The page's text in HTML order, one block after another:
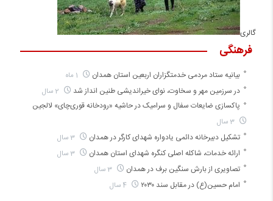
گالری
فرهنگی
بیانیه ستاد مردمی خدمتگزاران اربعین استان همدان
در سرزمین مهر و سخاوت، نوای خیراندیشی طنین انداز شد
پاکسازی ضایعات سفال و سرامیک در حاشیه «رودخانه قوری‌چای» لالجین
3 سال
تشکیل دبیرخانه دائمی یادواره شهدای کارگر در همدان 3 سال
ارائه خدمات، شاکله اصلی کنگره شهدای استان همدان 3 سال
تصاویری از بارش سنگین برف در همدان 3 سال
امام حسین(ع) در مقابل سند ۲۰۳۰